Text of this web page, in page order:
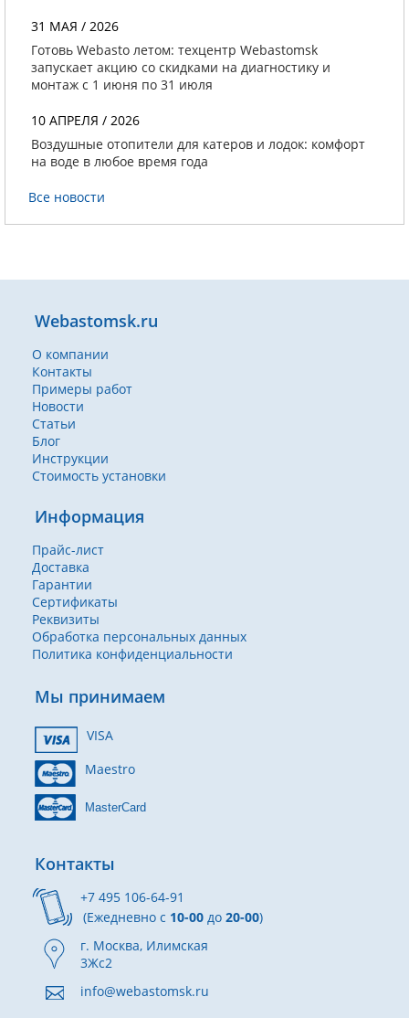
31 МАЯ / 2026
Готовь Webasto летом: техцентр Webastomsk
запускает акцию со скидками на диагностику и
монтаж с 1 июня по 31 июля
10 АПРЕЛЯ / 2026
Воздушные отопители для катеров и лодок: комфорт
на воде в любое время года
Все новости
Webastomsk.ru
О компании
Контакты
Примеры работ
Новости
Статьи
Блог
Инструкции
Стоимость установки
Информация
Прайс-лист
Доставка
Гарантии
Сертификаты
Реквизиты
Обработка персональных данных
Политика конфиденциальности
Мы принимаем
VISA
Maestro
MasterCard
Контакты
+7 495 106-64-91
(Ежедневно с 10-00 до 20-00)
г. Москва, Илимская
3Жс2
info@webastomsk.ru